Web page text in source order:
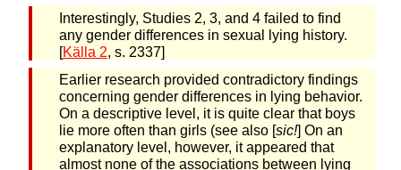
Interestingly, Studies 2, 3, and 4 failed to find
any gender differences in sexual lying history.
[Källa 2, s. 2337]
Earlier research provided contradictory findings
concerning gender differences in lying behavior.
On a descriptive level, it is quite clear that boys
lie more often than girls (see also [sic!] On an
explanatory level, however, it appeared that
almost none of the associations between lying